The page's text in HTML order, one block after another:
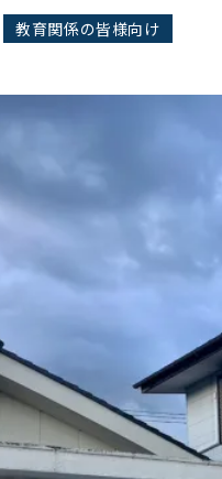
教育関係の皆様向け